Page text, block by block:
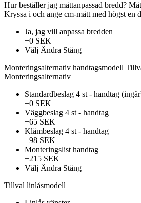
Hur beställer jag måttanpassad bredd?
Kryssa i och ange cm-mått med högst en
Ja, jag vill anpassa bredden
+0 SEK
Välj Ändra Stäng
Monteringsalternativ handtagsmodell
Monteringsalternativ
Standardbeslag 4 st - handtag
+0 SEK
Väggbeslag 4 st - handtag
+65 SEK
Klämbeslag 4 st - handtag
+98 SEK
Monteringslist handtag
+215 SEK
Välj Ändra Stäng
Tillval linlåsmodell